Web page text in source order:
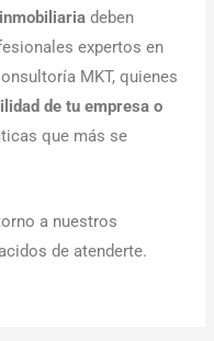
deben
expertos en
MKT, quienes
de tu empresa o
que más se
a nuestros
de atenderte.